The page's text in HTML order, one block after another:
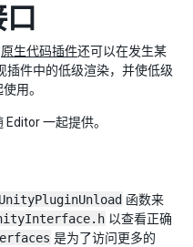
原生代码插件还可以在发生某
插件中的低级渲染，并使低级
用。
一起提供。
UnityPluginUnload 函数来
以查看正确
是为了访问更多的